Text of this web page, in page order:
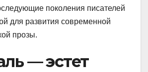
поколения писателей
для развития современной
прозы.
— эстет